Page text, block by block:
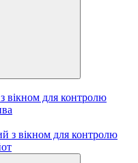
вікном для контролю